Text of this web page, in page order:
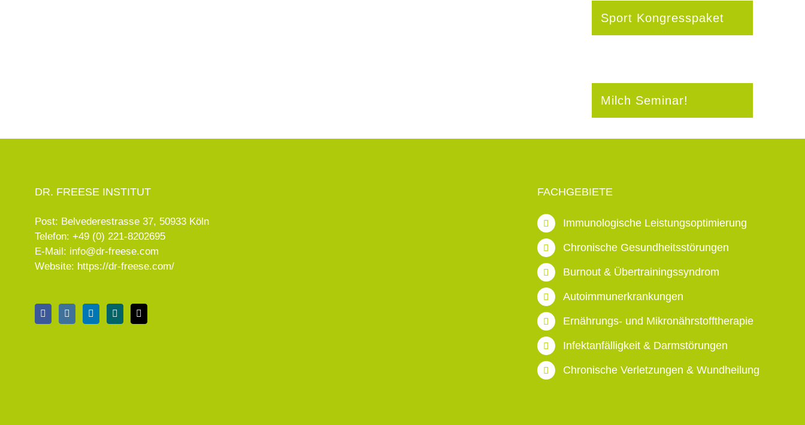
Sport Kongresspaket
Milch Seminar!
DR. FREESE INSTITUT
Post: Belvederestrasse 37, 50933 Köln
Telefon:+49 (0) 221-8202695
E-Mail: info@dr-freese.com
Website: https://dr-freese.com/
FACHGEBIETE
Immunologische Leistungsoptimierung
Chronische Gesundheitsstörungen
Burnout & Übertrainingssyndrom
Autoimmunerkrankungen
Ernährungs- und Mikronährstofftherapie
Infektanfälligkeit & Darmstörungen
Chronische Verletzungen & Wundheilung